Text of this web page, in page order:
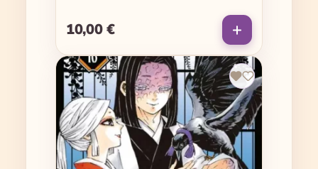
Regulärer Preis:
10,00 €